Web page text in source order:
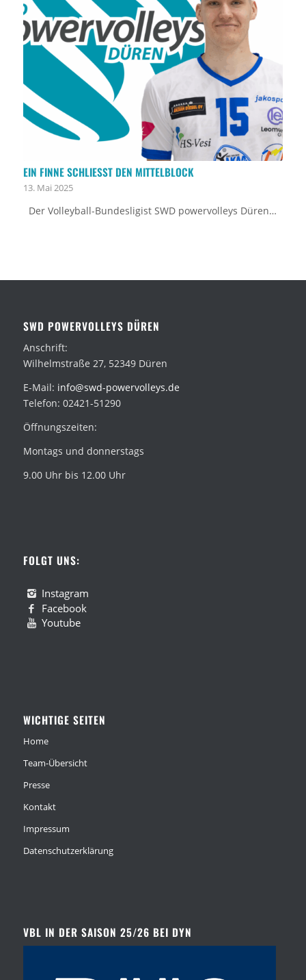
EIN FINNE SCHLIESST DEN MITTELBLOCK
13. Mai 2025
Der Volleyball-Bundesligist SWD powervolleys Düren…
SWD POWERVOLLEYS DÜREN
Anschrift:
Wilhelmstraße 27, 52349 Düren
E-Mail: info@swd-powervolleys.de
Telefon: 02421-51290
Öffnungszeiten:
Montags und donnerstags
9.00 Uhr bis 12.00 Uhr
FOLGT UNS:
Instagram
Facebook
Youtube
WICHTIGE SEITEN
Home
Team-Übersicht
Presse
Kontakt
Impressum
Datenschutzerklärung
VBL IN DER SAISON 25/26 BEI DYN